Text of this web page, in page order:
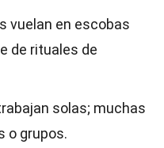
vuelan en escobas
de rituales de
solas; muchas
o grupos.